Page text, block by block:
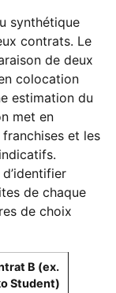
synthétique
contrats. Le
de deux
colocation
estimation du
met en
et les
de chaque
de choix
B (ex.
Student)